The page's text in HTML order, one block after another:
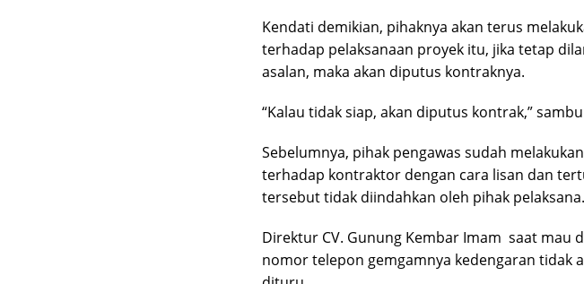
Kendati demikian, pihaknya akan terus
terhadap pelaksanaan proyek itu, jika tetap
asalan, maka akan diputus kontraknya.
“Kalau tidak siap, akan diputus kontrak,”
Sebelumnya, pihak pengawas sudah
terhadap kontraktor dengan cara lisan dan
tersebut tidak diindahkan oleh pihak pelaksana.
Direktur CV. Gunung Kembar Imam saat mau
nomor telepon gemgamnya kedengaran tidak